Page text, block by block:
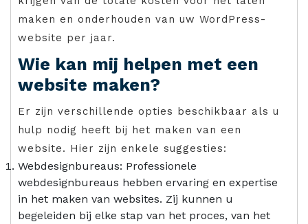
maken en onderhouden van uw WordPress-
website per jaar.
Wie kan mij helpen met een
website maken?
Er zijn verschillende opties beschikbaar als u
hulp nodig heeft bij het maken van een
website. Hier zijn enkele suggesties:
Webdesignbureaus: Professionele
webdesignbureaus hebben ervaring en expertise
in het maken van websites. Zij kunnen u
begeleiden bij elke stap van het proces, van het